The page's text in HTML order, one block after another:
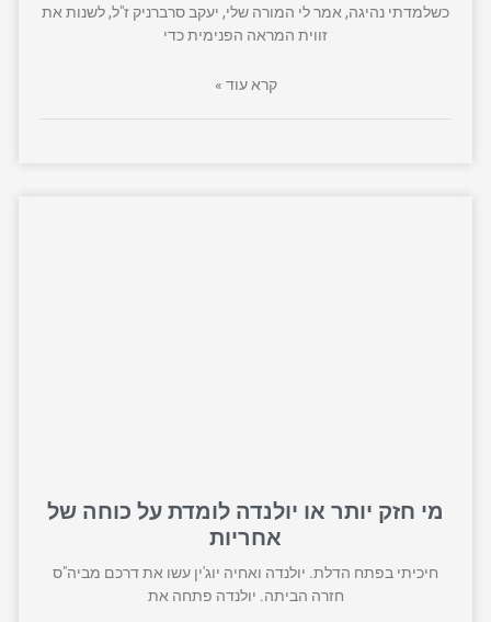
כשלמדתי נהיגה, אמר לי המורה שלי, יעקב סרברניק ז"ל, לשנות את
זווית המראה הפנימית כדי
קרא עוד »
מי חזק יותר או יולנדה לומדת על כוחה של
אחריות
חיכיתי בפתח הדלת. יולנדה ואחיה יוג'ין עשו את דרכם מביה"ס
חזרה הביתה. יולנדה פתחה את